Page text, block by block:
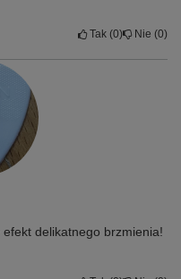
Tak 0 Nie 0
delikatnego brzmienia!